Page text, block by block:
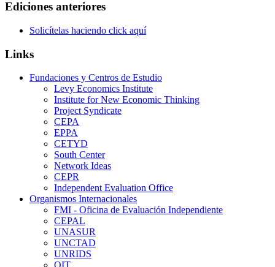
Ediciones anteriores
Solicítelas haciendo click aquí
Links
Fundaciones y Centros de Estudio
Levy Economics Institute
Institute for New Economic Thinking
Project Syndicate
CEPA
EPPA
CETYD
South Center
Network Ideas
CEPR
Independent Evaluation Office
Organismos Internacionales
FMI - Oficina de Evaluación Independiente
CEPAL
UNASUR
UNCTAD
UNRIDS